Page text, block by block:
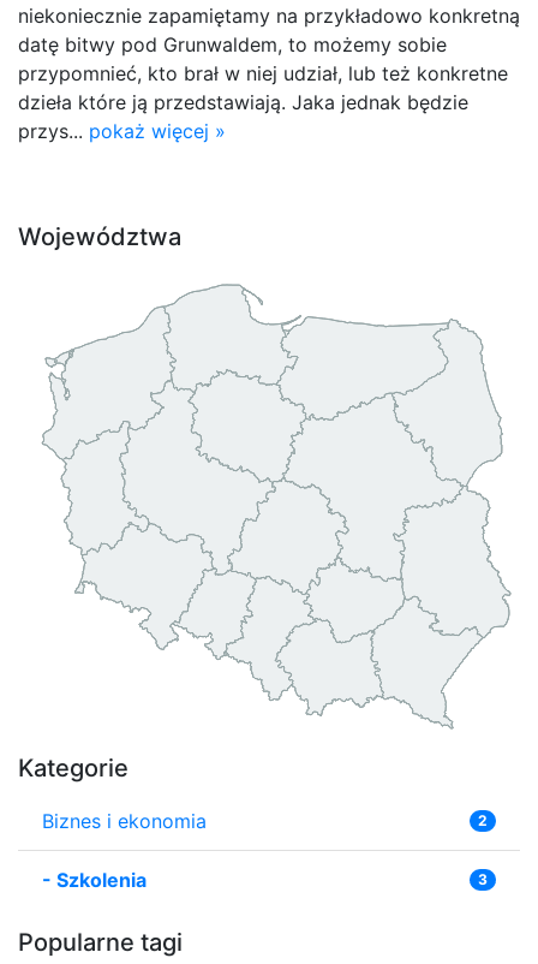
niekoniecznie zapamiętamy na przykładowo konkretną
datę bitwy pod Grunwaldem, to możemy sobie
przypomnieć, kto brał w niej udział, lub też konkretne
dzieła które ją przedstawiają. Jaka jednak będzie
przys... pokaż więcej »
Województwa
Kategorie
Biznes i ekonomia 2
- Szkolenia 3
Popularne tagi